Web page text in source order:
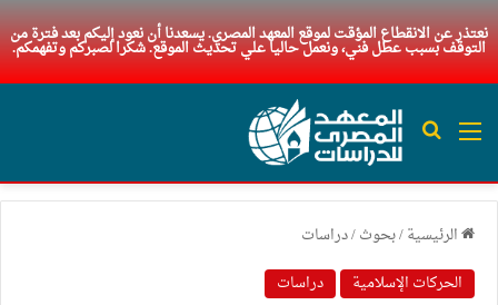
نعتذر عن الانقطاع المؤقت لموقع المعهد المصري. يسعدنا أن نعود إليكم بعد فترة من
التوقف بسبب عطل فني، ونعمل حاليا علي تحديث الموقع. شكرا لصبركم وتفهمكم.
القائمة بحث عن
الرئيسية/بحوث/دراسات
الحركات الإسلامية
دراسات